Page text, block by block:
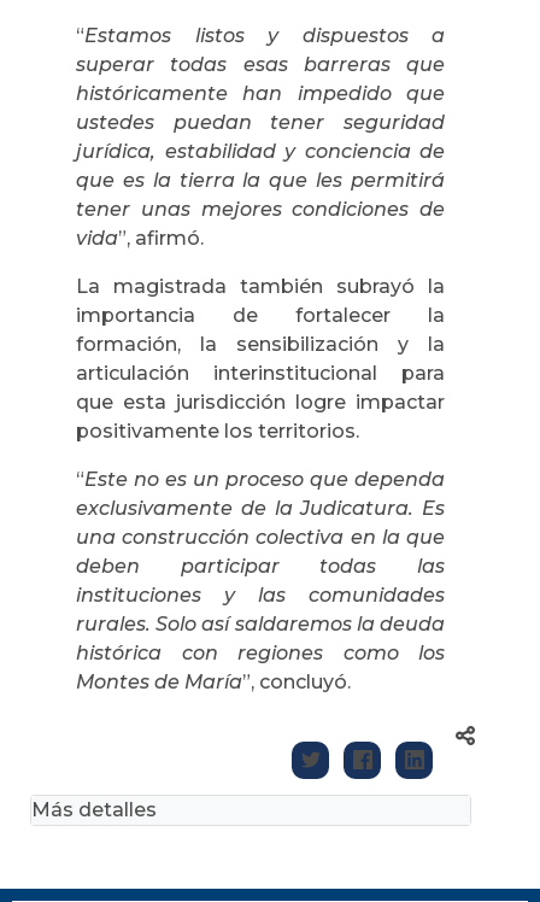
“Estamos listos y dispuestos a
superar todas esas barreras que
históricamente han impedido que
ustedes puedan tener seguridad
jurídica, estabilidad y conciencia de
que es la tierra la que les permitirá
tener unas mejores condiciones de
vida”, afirmó.
La magistrada también subrayó la
importancia de fortalecer la
formación, la sensibilización y la
articulación interinstitucional para
que esta jurisdicción logre impactar
positivamente los territorios.
“Este no es un proceso que dependa
exclusivamente de la Judicatura. Es
una construcción colectiva en la que
deben participar todas las
instituciones y las comunidades
rurales. Solo así saldaremos la deuda
histórica con regiones como los
Montes de María”, concluyó.
Más detalles